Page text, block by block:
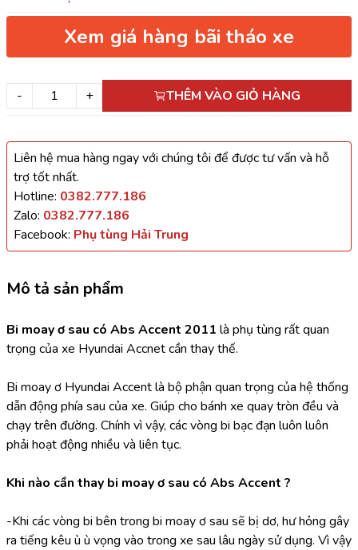
Xem giá hàng bãi tháo xe
- + THÊM VÀO GIỎ HÀNG
Liên hệ mua hàng ngay với chúng tôi để được tư vấn và hỗ
trợ tốt nhất.
Hotline: 0382.777.186
Zalo: 0382.777.186
Facebook: Phụ tùng Hải Trung
Mô tả sản phẩm
Bi moay ơ sau có Abs Accent 2011 là phụ tùng rất quan
trọng của xe Hyundai Accnet cần thay thế.
Bi moay ơ Hyundai Accent là bộ phận quan trọng của hệ thống
dẫn động phía sau của xe. Giúp cho bánh xe quay tròn đều và
chạy trên đường. Chính vì vậy, các vòng bi bạc đạn luôn luôn
phải hoạt động nhiều và liên tục.
Khi nào cần thay bi moay ơ sau có Abs Accent ?
-Khi các vòng bi bên trong bi moay ơ sau sẽ bị dơ, hư hỏng gây
ra tiếng kêu ù ù vọng vào trong xe sau lâu ngày sử dụng. Vì vậy